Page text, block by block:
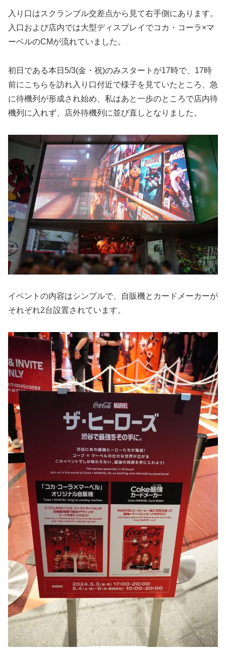
入り口はスクランブル交差点から見て右手側にあります。
入口および店内では大型ディスプレイでコカ・コーラ×マ
ーベルのCMが流れていました。
初日である本日5/3(金・祝)のみスタートが17時で、17時
前にこちらを訪れ入り口付近で様子を見ていたところ、急
に待機列が形成され始め、私はあと一歩のところで店内待
機列に入れず、店外待機列に並び直しとなりました。
イベントの内容はシンプルで、自販機とカードメーカーが
それぞれ2台設置されています。